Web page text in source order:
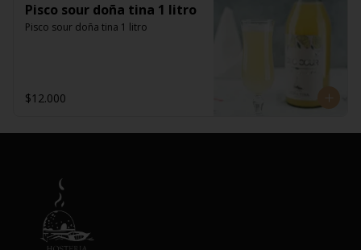
Pisco sour doña tina 1 litro
Pisco sour doña tina 1 litro
$12.000